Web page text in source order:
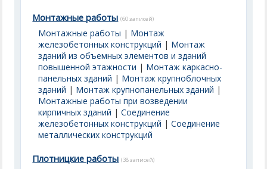
Монтажные работы (60 записей)
Монтажные работы | Монтаж
железобетонных конструкций | Монтаж
зданий из объемных элементов и зданий
повышенной этажности | Монтаж каркасно-
панельных зданий | Монтаж крупноблочных
зданий | Монтаж крупнопанельных зданий |
Монтажные работы при возведении
кирпичных зданий |Соединение
железобетонных конструкций |Соединение
металлических конструкций
Плотницкие работы (38 записей)